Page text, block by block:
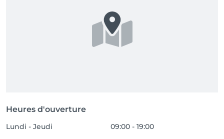
Heures d'ouverture
Lundi - Jeudi
09:00 - 19:00